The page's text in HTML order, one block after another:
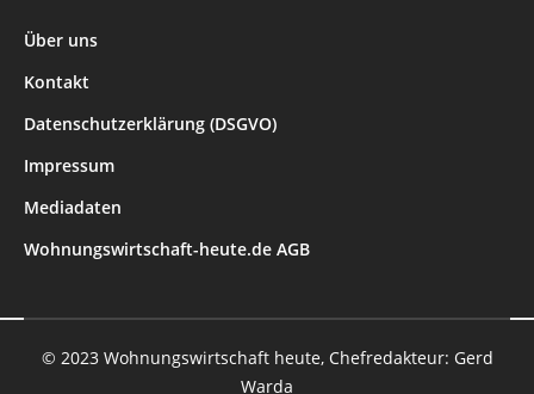
Über uns
Kontakt
Datenschutzerklärung (DSGVO)
Impressum
Mediadaten
Wohnungswirtschaft-heute.de AGB
© 2023 Wohnungswirtschaft heute, Chefredakteur: Gerd
Warda